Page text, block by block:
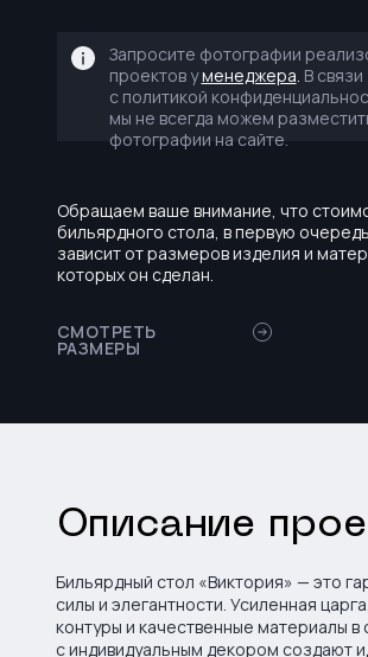
Запросите фотографии
проектов уменеджера. В связи
с политикой
мы не всегда можем
фотографии на сайте.
Обращаем ваше внимание, что
бильярдного стола, в первую
зависит от размеров изделия и
которых он сделан.
СМОТРЕТЬ
РАЗМЕРЫ
Описание
Бильярдный стол «Виктория» — это
силы и элегантности. Усиленная
контуры и качественные материалы в
с индивидуальным декором создают